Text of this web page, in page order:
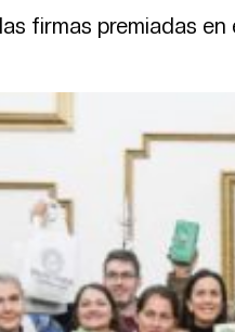
firmas premiadas en